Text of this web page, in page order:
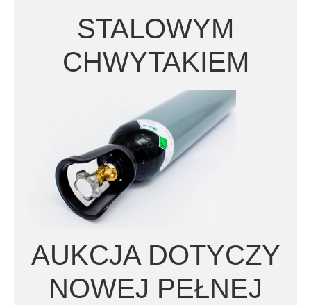
STALOWYM
CHWYTAKIEM
AUKCJA DOTYCZY
NOWEJ PEŁNEJ